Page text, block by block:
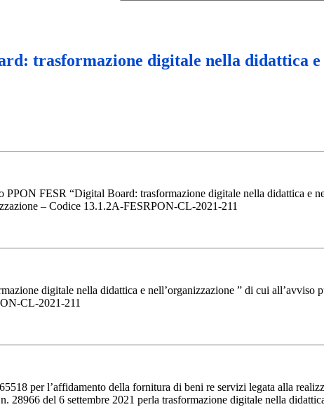
trasformazione digitale nella didattica e
PPON FESR “Digital Board: trasformazione digitale nella didattica e
– Codice 13.1.2A-FESRPON-CL-2021-211
digitale nella didattica e nell’organizzazione ” di cui all’avviso
CL-2021-211
per l’affidamento della fornitura di beni re servizi legata alla
del 6 settembre 2021 perla trasformazione digitale nella